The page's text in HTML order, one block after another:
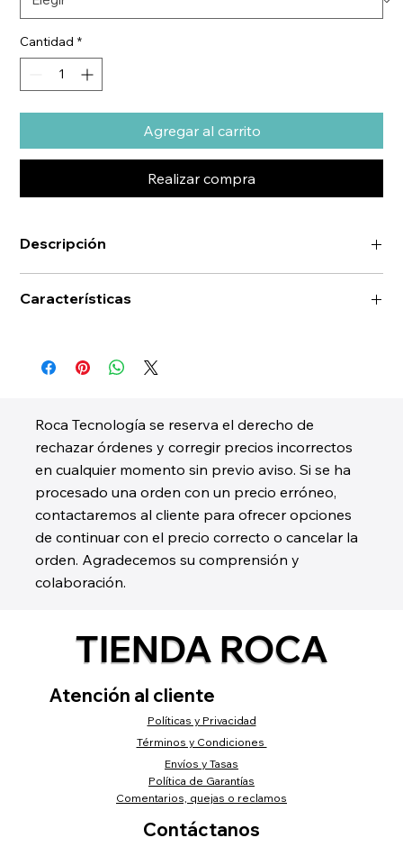
Roca Tecnología se reserva el derecho de
rechazar órdenes y corregir precios incorrectos
en cualquier momento sin previo aviso. Si se ha
procesado una orden con un precio erróneo,
contactaremos al cliente para ofrecer opciones
de continuar con el precio correcto o cancelar la
orden. Agradecemos su comprensión y
colaboración.
Cantidad *
Agregar al carrito
Realizar compra
Descripción
Características
TIENDA ROCA
Atención al cliente
Políticas y Privacidad
Términos y Condiciones
Envíos y Tasas
Política de Garantías
Comentarios, quejas o reclamos
Contáctanos